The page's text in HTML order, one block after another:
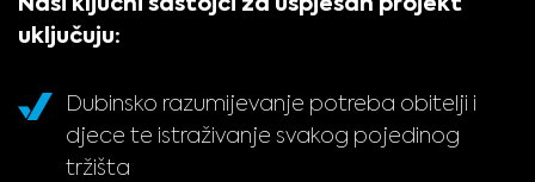
uključuju:
Dubinsko razumijevanje potreba obitelji i
djece te istraživanje svakog pojedinog
tržišta